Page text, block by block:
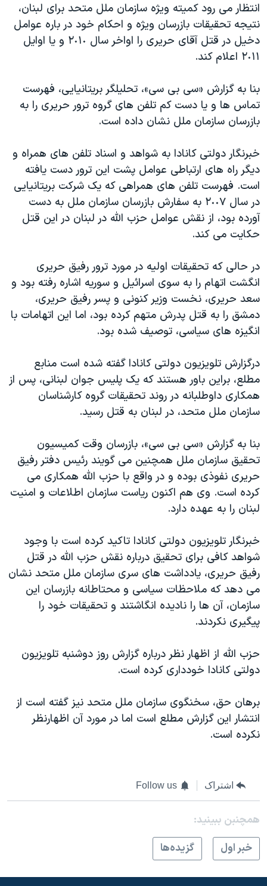
انتظار می رود کمیته ویژه سازمان ملل متحد برای لبنان،
نتیجه تحقیقات بازرسان ویژه و احکام خود در باره عوامل
دخیل در قتل آقای حریری را اواخر سال ٢٠١٠ و یا اوایل
٢٠١١ اعلام کند.
بنا به گزارش «سی بی سی»، تحلیلگر بریتانیایی، فهرست
تماس ها و یا دست کم تلفن های گروه ترور حریری را به
بازرسان سازمان ملل نشان داده است.
خبرنگار دولتی کانادا به شواهد و اسناد تلفن های همراه و
دیگر راه های ارتباطی عوامل پشت این ترور دست یافته
است. فهرست تلفن های همراهی که یک شرکت بریتانیایی
در سال ٢٠٠٧ به سفارش بازرسان سازمان ملل به دست
آورده بود، از نقش عوامل حزب الله در لبنان در این قتل
حکایت می کند.
در حالی که تحقیقات اولیه در مورد ترور رفیق حریری
انگشت اتهام را به سوی اسرائیل و سوریه اشاره رفته بود و
سعد حریری، نخست وزیر کنونی و پسر رفیق حریری،
دمشق را به قتل پدرش متهم کرده بود، اما این اتهامات با
انگیزه های سیاسی، توصیف شده بود.
درگزارش تلویزیون دولتی کانادا گفته شده است منابع
مطلع، براین باور هستند که یک پلیس جوان لبنانی، پس از
همکاری داوطلبانه در روند تحقیقات گروه کارشناسان
سازمان ملل متحد، در لبنان به قتل رسید.
بنا به گزارش «سی بی سی»، بازرسان وقت کمیسیون
تحقیق سازمان ملل همچنین می گویند رئیس دفتر رفیق
حریری نفوذی بوده و در واقع با حزب الله همکاری می
کرده است. وی هم اکنون ریاست سازمان اطلاعات و امنیت
لبنان را به عهده دارد.
خبرنگار تلویزیون دولتی کانادا تاکید کرده است با وجود
شواهد کافی برای تحقیق درباره نقش حزب الله در قتل
رفیق حریری، یادداشت های سری سازمان ملل متحد نشان
می دهد که ملاحظات سیاسی و محتاطانه بازرسان این
سازمان، آن ها را نادیده انگاشتند و تحقیقات خود را
پیگیری نکردند.
حزب الله از اظهار نظر درباره گزارش روز دوشنبه تلویزیون
دولتی کانادا خودداری کرده است.
برهان حق، سخنگوی سازمان ملل متحد نیز گفته است از
انتشار این گزارش مطلع است اما در مورد آن اظهارنظر
نکرده است.
اشتراک Follow us
همچنبن ببینید:
خبر اول
گزيده‌ها